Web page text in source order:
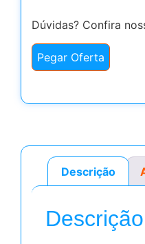
Dúvidas? Confira
Pegar Oferta
Descrição
Descrição